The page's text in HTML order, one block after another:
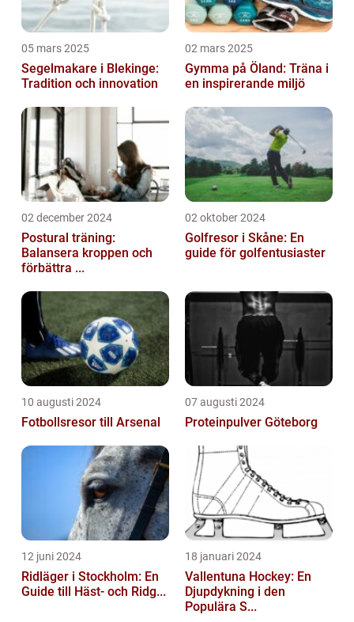
05 mars 2025
Segelmakare i Blekinge:
Tradition och innovation
02 mars 2025
Gymma på Öland: Träna i
en inspirerande miljö
02 december 2024
Postural träning:
Balansera kroppen och
förbättra ...
02 oktober 2024
Golfresor i Skåne: En
guide för golfentusiaster
10 augusti 2024
Fotbollsresor till Arsenal
07 augusti 2024
Proteinpulver Göteborg
12 juni 2024
Ridläger i Stockholm: En
Guide till Häst- och Ridg...
18 januari 2024
Vallentuna Hockey: En
Djupdykning i den
Populära S...